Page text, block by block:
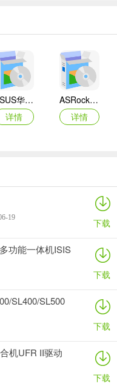
ASUS华硕F1A55-M LX3 R2.0主板BIOS
详情
ASRock华擎IMB-A160主板BIOS
详情
AMD Mobility Radeon HD 2000/HD 3000/HD 4000/HD 5000系列移动显卡催化剂驱动
映泰Hi-Fi H77S 5.x主板BIOS
19 下载
功能一体机ISIS
下载
SL400/SL500
下载
机UFR II驱动
下载